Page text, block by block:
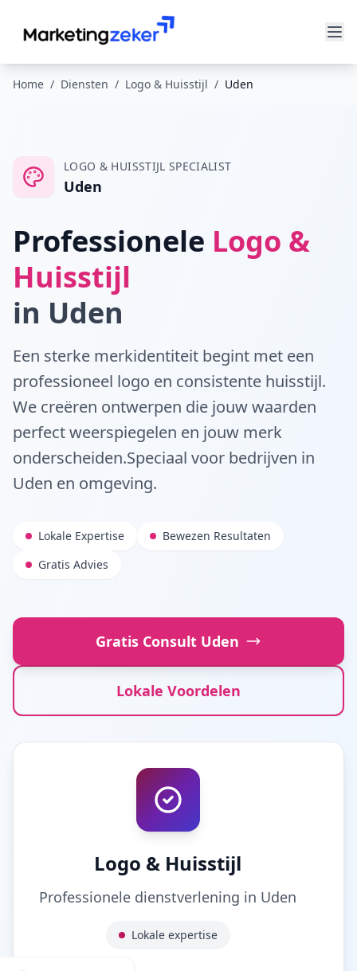
Home / Diensten / Logo & Huisstijl / Uden
LOGO & HUISSTIJL SPECIALIST
Uden
Professionele Logo &
Huisstijl
in Uden
Een sterke merkidentiteit begint met een
professioneel logo en consistente huisstijl.
We creëren ontwerpen die jouw waarden
perfect weerspiegelen en jouw merk
onderscheiden.Speciaal voor bedrijven in
Uden en omgeving.
Lokale Expertise
Bewezen Resultaten
Gratis Advies
Gratis Consult Uden
Lokale Voordelen
Logo & Huisstijl
Professionele dienstverlening in Uden
Lokale expertise